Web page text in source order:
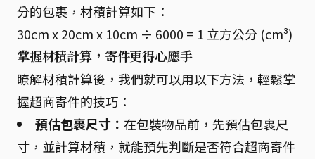
分的包裹，材積計算如下：
30cm x 20cm x 10cm ÷ 6000 = 1 立方公分 (cm³)
掌握材積計算，寄件更得心應手
瞭解材積計算後，我們就可以用以下方法，輕鬆掌
握超商寄件的技巧：
預估包裹尺寸： 在包裝物品前，先預估包裹尺
寸，並計算材積，就能預先判斷是否符合超商寄件